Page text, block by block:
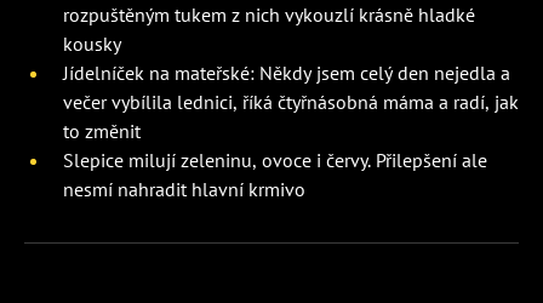
rozpuštěným tukem z nich vykouzlí krásně hladké
kousky
Jídelníček na mateřské: Někdy jsem celý den nejedla a
večer vybílila lednici, říká čtyřnásobná máma a radí, jak
to změnit
Slepice milují zeleninu, ovoce i červy. Přilepšení ale
nesmí nahradit hlavní krmivo